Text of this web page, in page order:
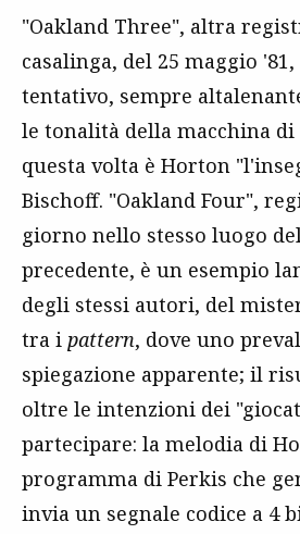
"Oakland Three", altra
casalinga, del 25 maggio
tentativo, sempre
le tonalità della macchina di
questa volta è Horton
Bischoff. "Oakland Four",
giorno nello stesso luogo
precedente, è un esempio
degli stessi autori, del
tra i pattern, dove uno
spiegazione apparente; il
oltre le intenzioni dei
partecipare: la melodia di
programma di Perkis che
invia un segnale codice a 4